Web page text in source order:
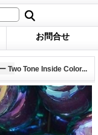
お問合せ
Two Tone Inside Color...